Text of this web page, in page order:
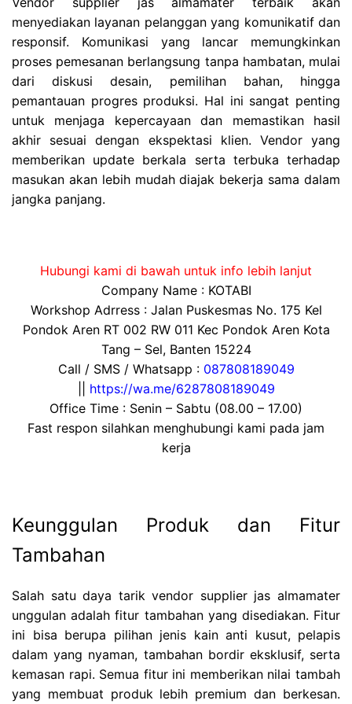
menyediakan layanan pelanggan yang komunikatif dan
responsif. Komunikasi yang lancar memungkinkan
proses pemesanan berlangsung tanpa hambatan, mulai
dari diskusi desain, pemilihan bahan, hingga
pemantauan progres produksi. Hal ini sangat penting
untuk menjaga kepercayaan dan memastikan hasil
akhir sesuai dengan ekspektasi klien. Vendor yang
memberikan update berkala serta terbuka terhadap
masukan akan lebih mudah diajak bekerja sama dalam
jangka panjang.
Hubungi kami di bawah untuk info lebih lanjut
Company Name : KOTABI
Workshop Adrress : Jalan Puskesmas No. 175 Kel
Pondok Aren RT 002 RW 011 Kec Pondok Aren Kota
Tang – Sel, Banten 15224
Call / SMS / Whatsapp : 087808189049
https://wa.me/6287808189049
Office Time : Senin – Sabtu (08.00 – 17.00)
Fast respon silahkan menghubungi kami pada jam
kerja
Keunggulan Produk dan Fitur
Tambahan
Salah satu daya tarik vendor supplier jas almamater
unggulan adalah fitur tambahan yang disediakan. Fitur
ini bisa berupa pilihan jenis kain anti kusut, pelapis
dalam yang nyaman, tambahan bordir eksklusif, serta
kemasan rapi. Semua fitur ini memberikan nilai tambah
yang membuat produk lebih premium dan berkesan.